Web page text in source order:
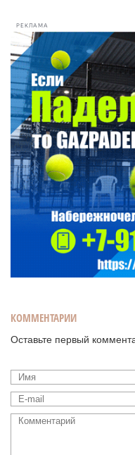
РЕКЛАМА
КОММЕНТАРИИ
Оставьте первый